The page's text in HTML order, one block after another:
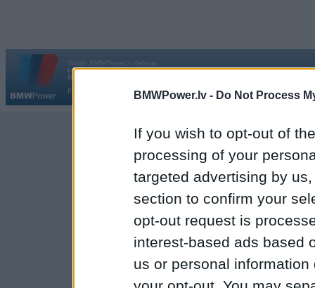
BMWPower.lv - Do Not Process
If you wish to opt-out of
processing of your
targeted advertising by
section to confirm your
opt-out request is
interest-based ads based
us or personal
Vortāls BMWPower.lv darbojas
kopš 2002. gada 14. maija. Tas nav auto klubs un nav saistīts ar
BMW AG.
Par BMWPower
Kontakti|Reklāma